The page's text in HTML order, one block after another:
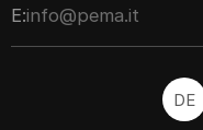
E:info@pema.it
DE